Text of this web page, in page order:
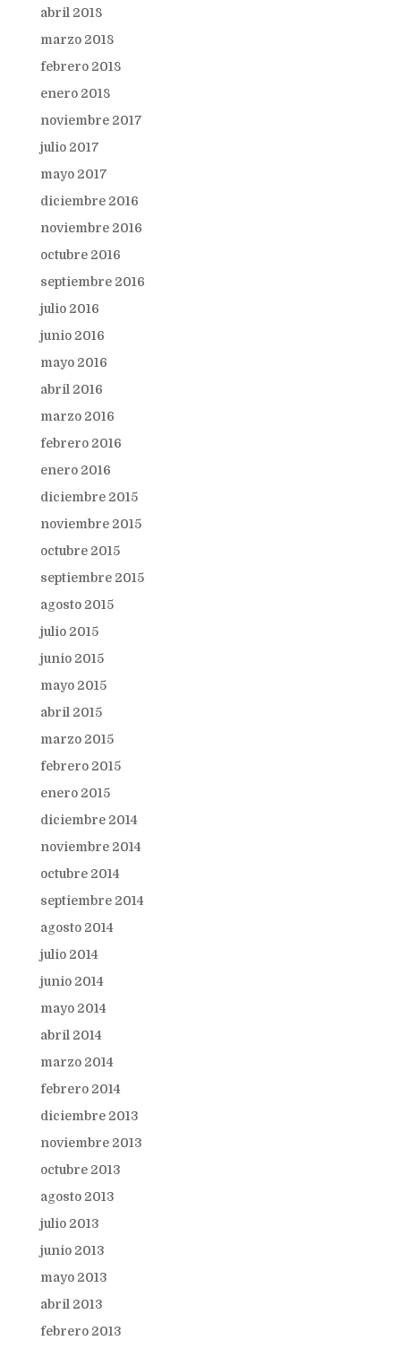
abril 2018
marzo 2018
febrero 2018
enero 2018
noviembre 2017
julio 2017
mayo 2017
diciembre 2016
noviembre 2016
octubre 2016
septiembre 2016
julio 2016
junio 2016
mayo 2016
abril 2016
marzo 2016
febrero 2016
enero 2016
diciembre 2015
noviembre 2015
octubre 2015
septiembre 2015
agosto 2015
julio 2015
junio 2015
mayo 2015
abril 2015
marzo 2015
febrero 2015
enero 2015
diciembre 2014
noviembre 2014
octubre 2014
septiembre 2014
agosto 2014
julio 2014
junio 2014
mayo 2014
abril 2014
marzo 2014
febrero 2014
diciembre 2013
noviembre 2013
octubre 2013
agosto 2013
julio 2013
junio 2013
mayo 2013
abril 2013
febrero 2013